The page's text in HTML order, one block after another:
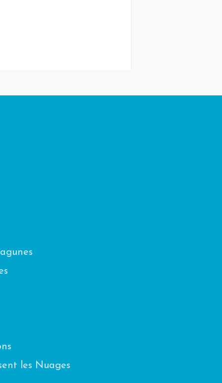
les Nuages